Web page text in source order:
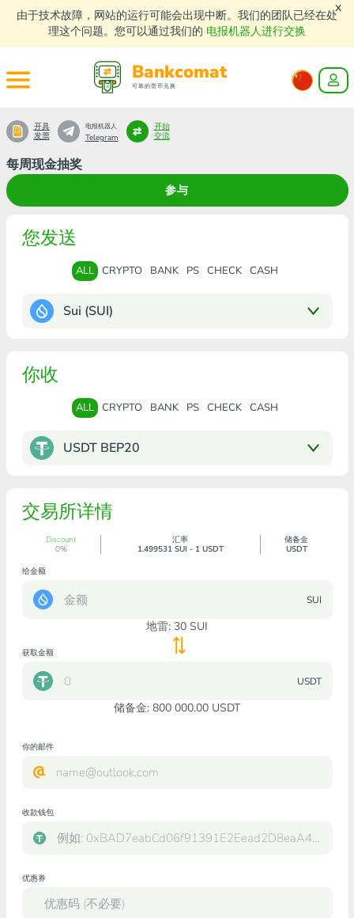
由于技术故障，网站的运行可能会出现中断。我们的团队已经在处
理这个问题。您可以通过我们的 电报机器人进行交换
x
Bankcomat
可靠的货币兑换
每周现金抽奖
参与
开具
发票
电报机器人
Telegram
开始
交流
您发送
ALL CRYPTO BANK PS CHECK CASH
Sui (SUI)
你收
ALL CRYPTO BANK PS CHECK CASH
USDT BEP20
交易所详情
Discount
0%
汇率
1.499531 SUI - 1 USDT
储备金
USDT
给金额
SUI
地雷: 30 SUI
获取金额
USDT
储备金: 800 000.00 USDT
你的邮件
收款钱包
优惠券